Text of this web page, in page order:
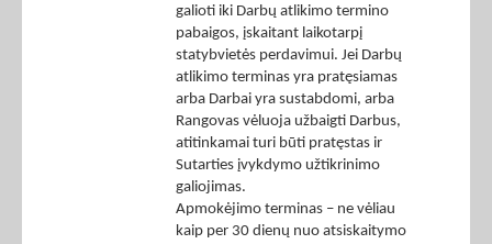
galioti iki Darbų atlikimo termino
pabaigos, įskaitant laikotarpį
statybvietės perdavimui. Jei Darbų
atlikimo terminas yra pratęsiamas
arba Darbai yra sustabdomi, arba
Rangovas vėluoja užbaigti Darbus,
atitinkamai turi būti pratęstas ir
Sutarties įvykdymo užtikrinimo
galiojimas.
Apmokėjimo terminas – ne vėliau
kaip per 30 dienų nuo atsiskaitymo